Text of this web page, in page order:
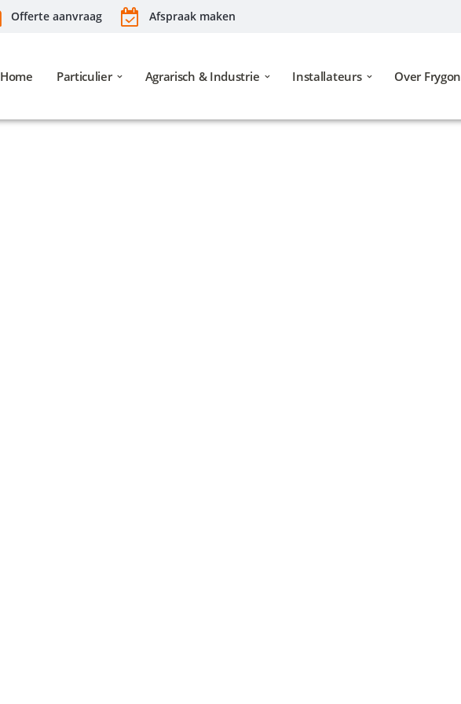
Offerte aanvraag Afspraak maken
Home Particulier Agrarisch & Industrie Installateurs Over Frygon